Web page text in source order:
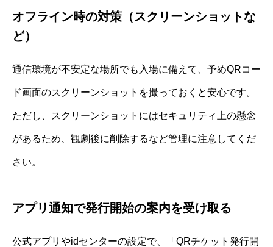
オフライン時の対策（スクリーンショットな
ど）
通信環境が不安定な場所でも入場に備えて、予めQRコー
ド画面のスクリーンショットを撮っておくと安心です。
ただし、スクリーンショットにはセキュリティ上の懸念
があるため、観劇後に削除するなど管理に注意してくだ
さい。
アプリ通知で発行開始の案内を受け取る
公式アプリやidセンターの設定で、「QRチケット発行開